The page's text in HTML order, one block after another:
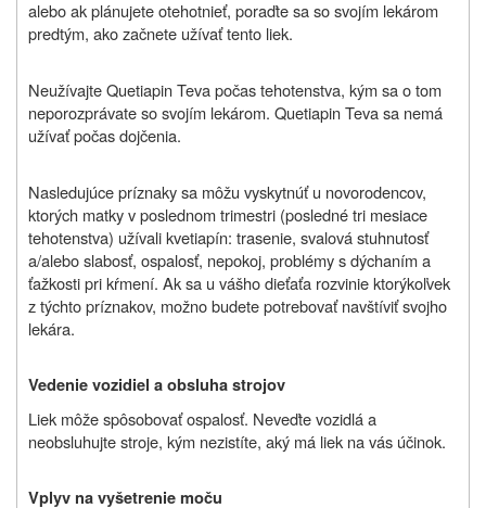
alebo ak plánujete otehotnieť, poraďte sa so svojím lekárom
predtým, ako začnete užívať tento liek.
Neužívajte Quetiapin Teva počas tehotenstva, kým sa o tom
neporozprávate so svojím lekárom. Quetiapin Teva sa nemá
užívať počas dojčenia.
Nasledujúce príznaky sa môžu vyskytnúť u novorodencov,
ktorých matky v poslednom trimestri (posledné tri mesiace
tehotenstva) užívali kvetiapín: trasenie, svalová stuhnutosť
a/alebo slabosť, ospalosť, nepokoj, problémy s dýchaním a
ťažkosti pri kŕmení. Ak sa u vášho dieťaťa rozvinie ktorýkoľvek
z týchto príznakov, možno budete potrebovať navštíviť svojho
lekára.
Vedenie vozidiel a obsluha strojov
Liek môže spôsobovať ospalosť. Neveďte vozidlá a
neobsluhujte stroje, kým nezistíte, aký má liek na vás účinok.
Vplyv na vyšetrenie moču